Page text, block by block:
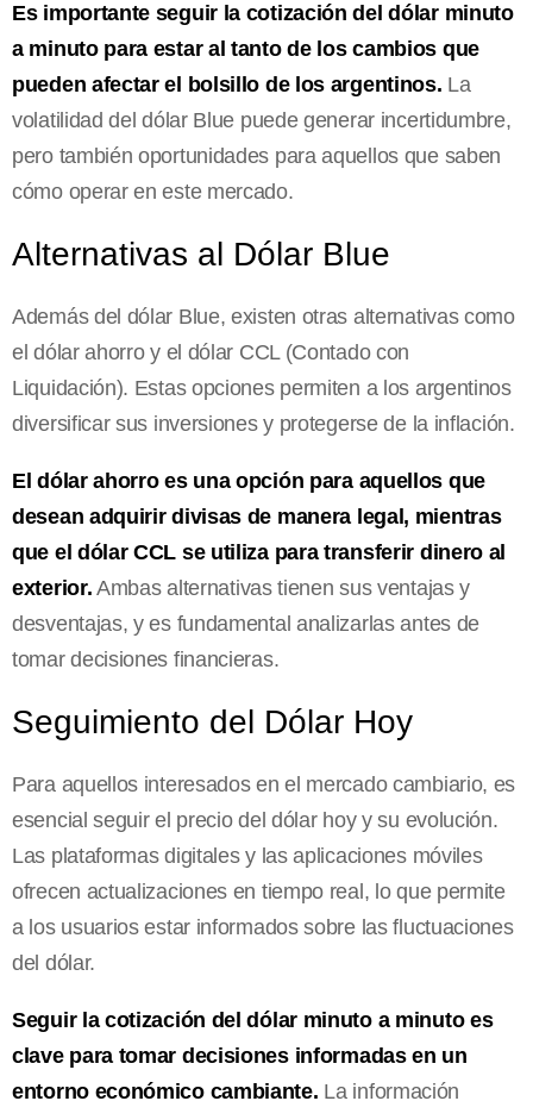
Es importante seguir la cotización del dólar minuto
a minuto para estar al tanto de los cambios que
pueden afectar el bolsillo de los argentinos. La
volatilidad del dólar Blue puede generar incertidumbre,
pero también oportunidades para aquellos que saben
cómo operar en este mercado.
Alternativas al Dólar Blue
Además del dólar Blue, existen otras alternativas como
el dólar ahorro y el dólar CCL (Contado con
Liquidación). Estas opciones permiten a los argentinos
diversificar sus inversiones y protegerse de la inflación.
El dólar ahorro es una opción para aquellos que
desean adquirir divisas de manera legal, mientras
que el dólar CCL se utiliza para transferir dinero al
exterior. Ambas alternativas tienen sus ventajas y
desventajas, y es fundamental analizarlas antes de
tomar decisiones financieras.
Seguimiento del Dólar Hoy
Para aquellos interesados en el mercado cambiario, es
esencial seguir el precio del dólar hoy y su evolución.
Las plataformas digitales y las aplicaciones móviles
ofrecen actualizaciones en tiempo real, lo que permite
a los usuarios estar informados sobre las fluctuaciones
del dólar.
Seguir la cotización del dólar minuto a minuto es
clave para tomar decisiones informadas en un
entorno económico cambiante. La información